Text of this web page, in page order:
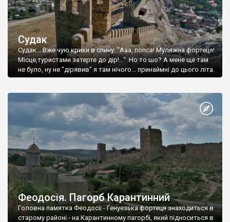
Судак
Судак... Вже чую крики в спину: "Ааа, попса! Муляжна фортеця!
Місце,туристами затерте до дір!..." Но то шо? А мене ще там
не було, ну не "дірявив" я там нічого... принаймні до цього літа.
Феодосія. Пагорб Карантинний
Головна памятка Феодосії - Генуезька фортеця знаходиться в
старому районі - на Карантинному пагорбі, який підноситься в